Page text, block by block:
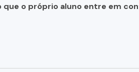
que o próprio aluno entre em